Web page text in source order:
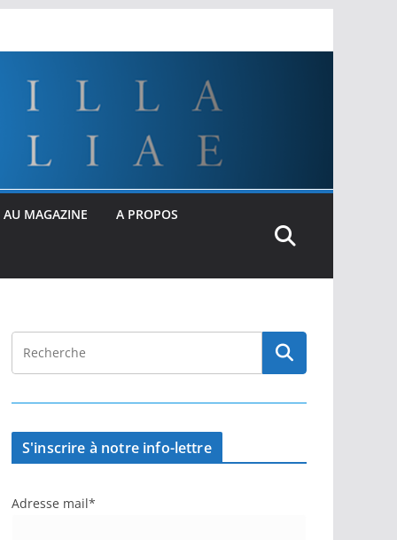
AU MAGAZINE A PROPOS
S'inscrire à notre info-lettre
Adresse mail*